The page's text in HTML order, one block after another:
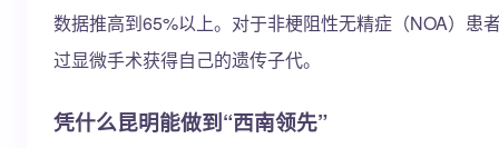
数据推高到65%以上。对于非梗阻性无精症（NOA）患
过显微手术获得自己的遗传子代。
凭什么昆明能做到“西南领先”